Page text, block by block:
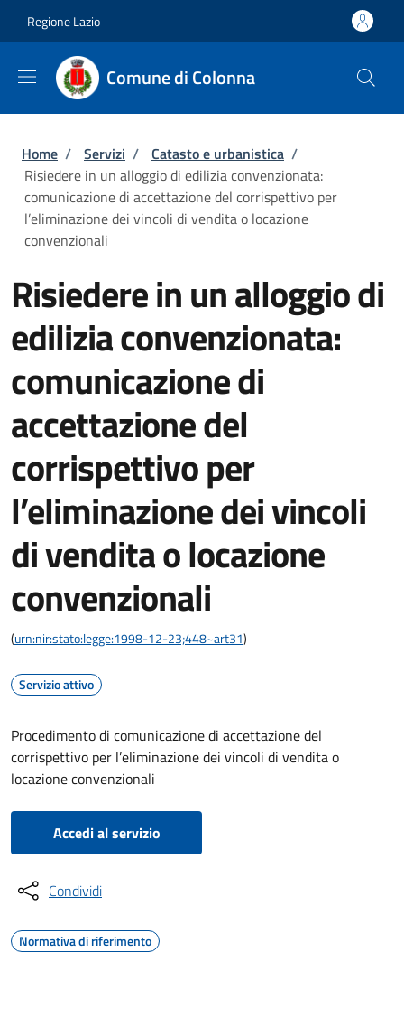
Regione Lazio
Comune di Colonna
Briciole di pane
Home / Servizi / Catasto e urbanistica /
Risiedere in un alloggio di edilizia convenzionata:
comunicazione di accettazione del corrispettivo per
l’eliminazione dei vincoli di vendita o locazione
convenzionali
Risiedere in un alloggio di
edilizia convenzionata:
comunicazione di
accettazione del
corrispettivo per
l’eliminazione dei vincoli
di vendita o locazione
convenzionali
(urn:nir:stato:legge:1998-12-23;448~art31)
Servizio attivo
Procedimento di comunicazione di accettazione del
corrispettivo per l’eliminazione dei vincoli di vendita o
locazione convenzionali
Accedi al servizio
Condividi
Normativa di riferimento